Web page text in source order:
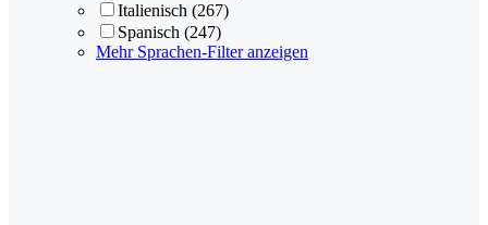
Italienisch (267)
Spanisch (247)
Mehr Sprachen-Filter anzeigen